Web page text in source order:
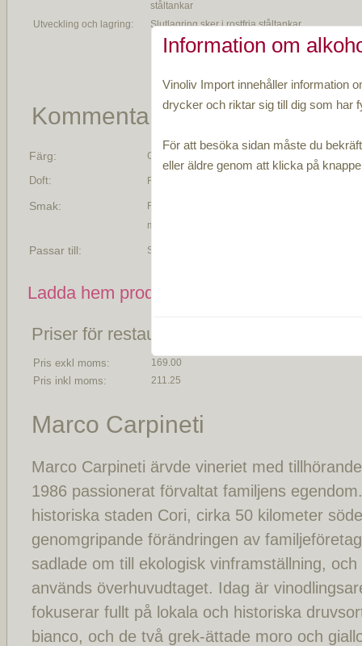
ståltankar
Utveckling och lagring:
Slutlagring sker i rostfria ståltankar
Kommentar
Färg: Gul färg
Doft: Fruktig doft med toner av gul frukt med florala
Smak:
Fruktig smak med toner av gula äpplen, vita
mineraler
Passar till: Servera gärna till rätter av fisk, skaldjur eller till
Ladda hem produktblad som PDF
Priser för restauranger
Pris exkl moms: 169.00
Pris inkl moms: 211.25
Marco Carpineti
Marco Carpineti ärvde vineriet med
1986 passionerat förvaltat familjens
historiska staden Cori, cirka 50 kilometer
genomgripande förändringen av
sadlade om till ekologisk vinframställning,
används överhuvudtaget. Idag är
fokuserar fullt på lokala och historiska
bianco, och de två grek-ättade moro och
Information om
Vinoliv Import innehåller information
drycker och riktar sig till dig som har
För att besöka sidan måste du
eller äldre genom att klicka på